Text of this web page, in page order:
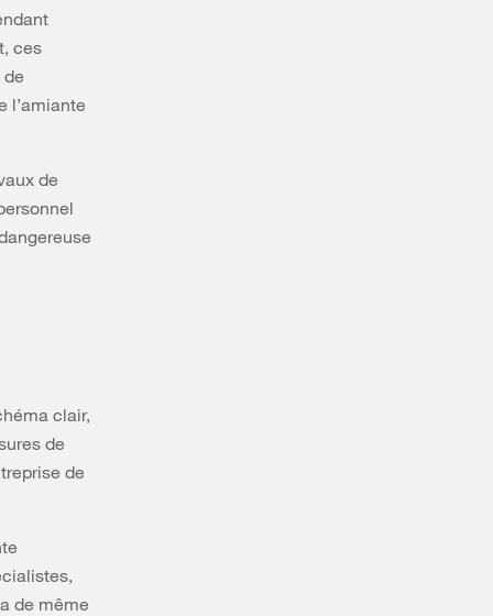
ces
l’amiante
de
clair,
de
de
de même